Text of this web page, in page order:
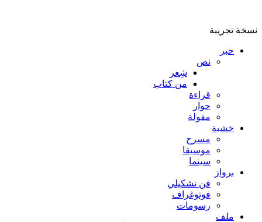
نسخة تجريبة
حبر
نص
شِعر
من كتاب
قراءة
حوار
مقولة
خشبة
مسرح
موسيقا
سينما
برواز
فن تشكيلي
فوتوغراف
رسومات
ملف